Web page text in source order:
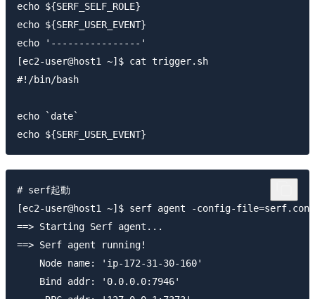
echo ${SERF_SELF_ROLE}
echo ${SERF_USER_EVENT}
echo '----------------'
[ec2-user@host1 ~]$ cat trigger.sh
#!/bin/bash
echo `date`
# serf起動
[ec2-user@host1 ~]$ serf agent -config-file=serf.conf
==> Starting Serf agent...
==> Serf agent running!
    Node name: 'ip-172-31-30-160'
    Bind addr: '0.0.0.0:7946'